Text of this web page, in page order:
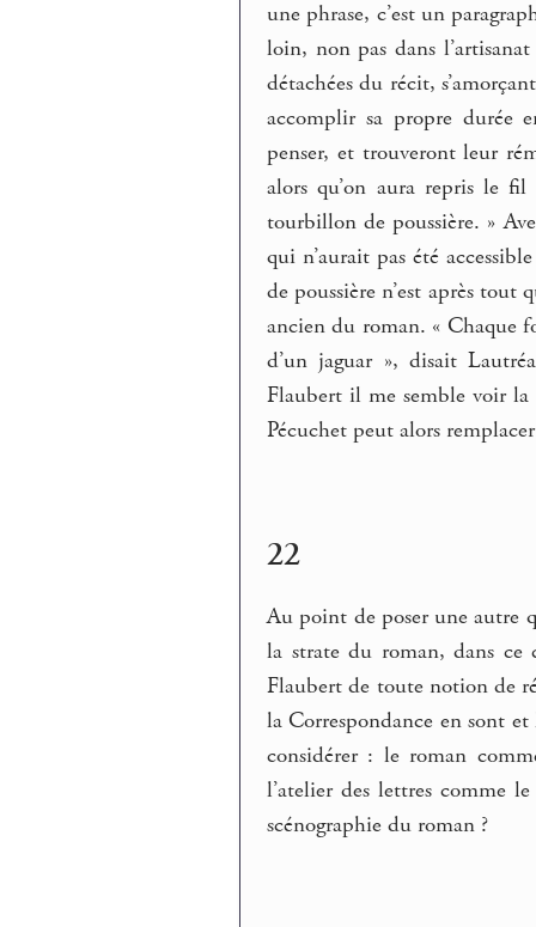
une phrase, c’est un
loin, non pas dans
détachées du récit,
accomplir sa propre durée
penser, et trouveront leur
alors qu’on aura repris le
tourbillon de poussière. »
qui n’aurait pas été
de poussière n’est après
ancien du roman. « Chaque
d’un jaguar », disait
Flaubert il me semble voir la
Pécuchet peut alors
22
Au point de poser une autre
la strate du roman, dans ce
Flaubert de toute notion de
la Correspondance en sont
considérer : le roman
l’atelier des lettres comme
scénographie du roman ?